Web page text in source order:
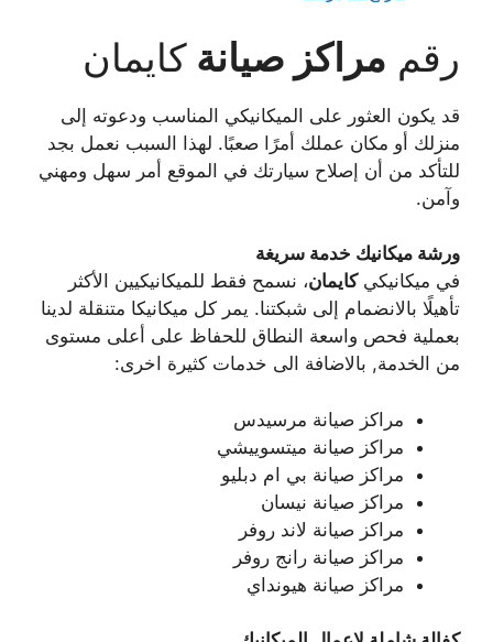
رقم مراكز صيانة كايمان
قد يكون العثور على الميكانيكي المناسب ودعوته إلى
منزلك أو مكان عملك أمرًا صعبًا. لهذا السبب نعمل بجد
للتأكد من أن إصلاح سيارتك في الموقع أمر سهل ومهني
وآمن.
ورشة ميكانيك خدمة سريغة
في ميكانيكيكايمان، نسمح فقط للميكانيكيين الأكثر
تأهيلًا بالانضمام إلى شبكتنا. يمر كل ميكانيكا متنقلة لدينا
بعملية فحص واسعة النطاق للحفاظ على أعلى مستوى
من الخدمة, بالاضافة الى خدمات كثيرة اخرى:
مراكز صيانة مرسيدس
مراكز صيانة ميتسوييشي
مراكز صيانة بي ام دبليو
مراكز صيانة نيسان
مراكز صيانة لاند روفر
مراكز صيانة رانج روفر
مراكز صيانة هيونداي